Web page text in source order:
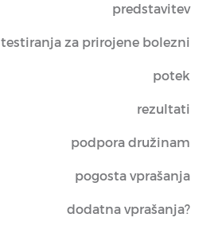
predstavitev
testiranja za prirojene bolezni
potek
rezultati
podpora družinam
pogosta vprašanja
dodatna vprašanja?